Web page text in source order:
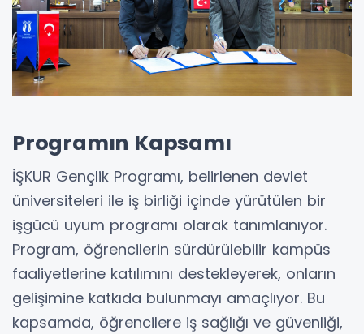
Programın Kapsamı
İŞKUR Gençlik Programı, belirlenen devlet
üniversiteleri ile iş birliği içinde yürütülen bir
işgücü uyum programı olarak tanımlanıyor.
Program, öğrencilerin sürdürülebilir kampüs
faaliyetlerine katılımını destekleyerek, onların
gelişimine katkıda bulunmayı amaçlıyor. Bu
kapsamda, öğrencilere iş sağlığı ve güvenliği,